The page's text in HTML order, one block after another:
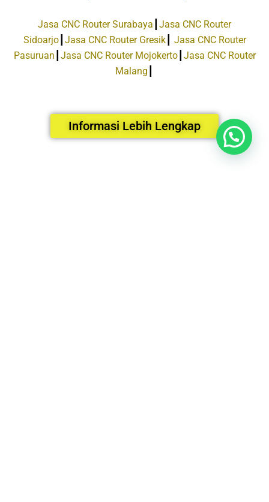
Jasa CNC Router Surabaya Jasa CNC Router
Sidoarjo┃ Jasa CNC Router Gresik┃ Jasa CNC Router
Pasuruan Jasa CNC Router Mojokerto┃ Jasa CNC Router
Malang
Informasi Lebih Lengkap